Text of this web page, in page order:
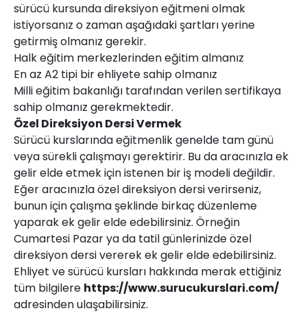
sürücü kursunda direksiyon eğitmeni olmak
istiyorsanız o zaman aşağıdaki şartları yerine
getirmiş olmanız gerekir.
Halk eğitim merkezlerinden eğitim almanız
En az A2 tipi bir ehliyete sahip olmanız
Milli eğitim bakanlığı tarafından verilen sertifikaya
sahip olmanız gerekmektedir.
Özel Direksiyon Dersi Vermek
Sürücü kurslarında eğitmenlik genelde tam günü
veya sürekli çalışmayı gerektirir. Bu da aracınızla ek
gelir elde etmek için istenen bir iş modeli değildir.
Eğer aracınızla özel direksiyon dersi verirseniz,
bunun için çalışma şeklinde birkaç düzenleme
yaparak ek gelir elde edebilirsiniz. Örneğin
Cumartesi Pazar ya da tatil günlerinizde özel
direksiyon dersi vererek ek gelir elde edebilirsiniz.
Ehliyet ve sürücü kursları hakkında merak ettiğiniz
tüm bilgilere https://www.surucukurslari.com/
adresinden ulaşabilirsiniz.